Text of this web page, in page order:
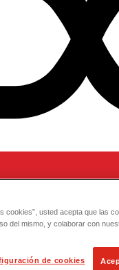
cookies”, usted acepta que las
del mismo, y colaborar con
de cookies